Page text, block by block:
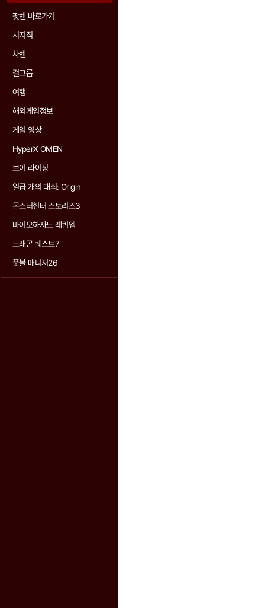
팟벤 바로가기
치지직
차벤
걸그룹
여행
해외게임정보
게임 영상
HyperX OMEN
브이 라이징
일곱 개의 대죄: Origin
몬스터헌터 스토리즈3
바이오하자드 레퀴엠
드래곤 퀘스트7
풋볼 매니저26